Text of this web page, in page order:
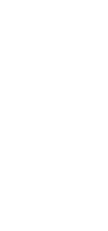
Sport,
Bildung,
Jugend,
Verkehr